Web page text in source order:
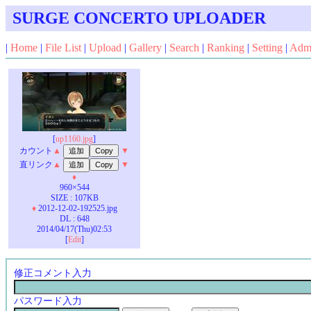
SURGE CONCERTO UPLOADER
| Home | File List | Upload | Gallery | Search | Ranking | Setting |
[up1160.jpg]
カウント ▲
▼
直リンク ▲
▼
♦
960×544
SIZE : 107KB
♦2012-12-02-192525.jpg
DL : 648
2014/04/17(Thu)02:53
[Edit]
修正コメント入力
パスワード入力